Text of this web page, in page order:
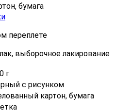
бумага
переплете
выборочное лакирование
г
с рисунком
картон, бумага